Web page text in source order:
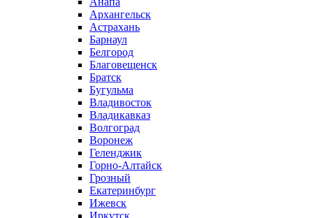
Архангельск
Астрахань
Барнаул
Белгород
Благовещенск
Братск
Бугульма
Владивосток
Владикавказ
Волгоград
Воронеж
Геленджик
Горно-Алтайск
Грозный
Екатеринбург
Ижевск
Иркутск